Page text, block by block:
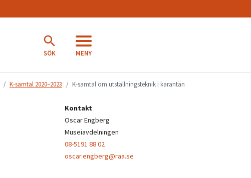
SÖK MENY
K-samtal 2020–2023 K-samtal om utställningsteknik i karantän
Kontakt
Oscar Engberg
Museiavdelningen
08-5191 88 02
oscar.engberg@raa.se